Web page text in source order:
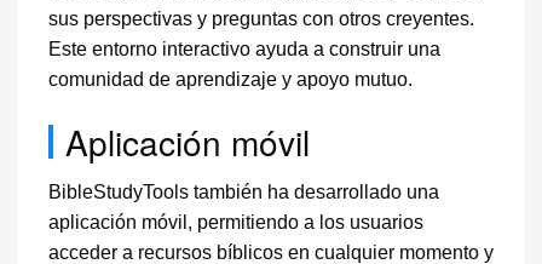
sus perspectivas y preguntas con otros creyentes.
Este entorno interactivo ayuda a construir una
comunidad de aprendizaje y apoyo mutuo.
Aplicación móvil
BibleStudyTools también ha desarrollado una
aplicación móvil, permitiendo a los usuarios
acceder a recursos bíblicos en cualquier momento y